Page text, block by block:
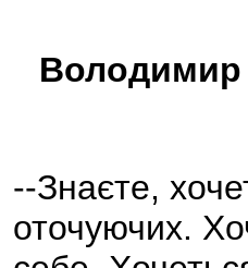
Володимир
--Знаєте,
оточуючих.